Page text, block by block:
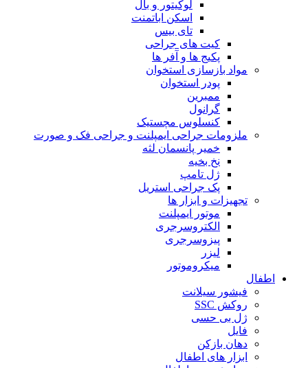
لوکیتور و بال
اسکن اباتمنت
تای بیس
کیت های جراحی
پکیج ها و آفر ها
مواد بازسازی استخوان
پودر استخوان
ممبرین
گرانول
کنسلوس مچستیک
ملزومات جراحی ایمپلنت و جراحی فک و صورت
خمیر پانسمان لثه
نخ بخیه
ژل تامپ
پک جراحی استریل
تجهیزات و ابزار ها
موتور ایمپلنت
الکتروسرجری
پیزوسرجری
لیزر
میکروموتور
اطفال
فیشور سیلانت
روکش SSC
ژل بی حسی
فایل
دهان بازکن
ابزار های اطفال